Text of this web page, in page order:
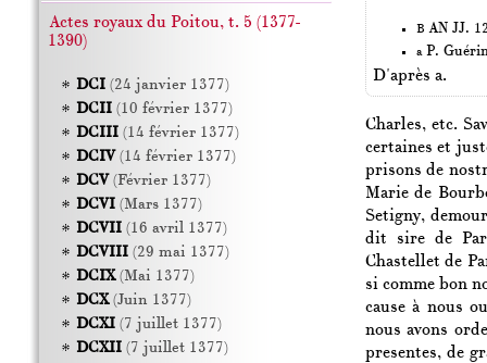
B AN JJ.
aP.
D'après a.
Charles, etc.
certaines et
prisons de
Marie de
Setigny,
dit sire de
Chastellet de
si comme bon
cause à nous
nous avons
presentes, de
Actes royaux du Poitou, t. 5 (1377-
1390)
DCI(24 janvier 1377)
DCII(10 février 1377)
DCIII(14 février 1377)
DCIV(14 février 1377)
DCV(Février 1377)
DCVI(Mars 1377)
DCVII(16 avril 1377)
DCVIII(29 mai 1377)
DCIX(Mai 1377)
DCX(Juin 1377)
DCXI(7 juillet 1377)
DCXII(7 juillet 1377)